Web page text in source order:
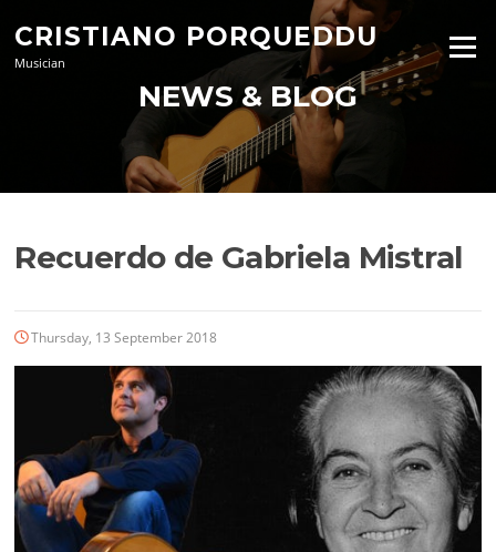
content
CRISTIANO PORQUEDDU
Musician
Menu
NEWS & BLOG
Recuerdo de Gabriela Mistral
Thursday, 13 September 2018